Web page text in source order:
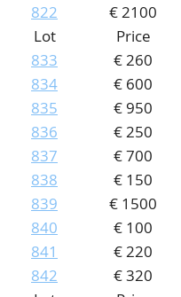
822
€ 2100
Lot
Price
833
€ 260
834
€ 600
835
€ 950
836
€ 250
837
€ 700
838
€ 150
839
€ 1500
840
€ 100
841
€ 220
842
€ 320